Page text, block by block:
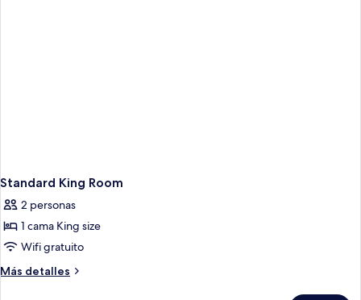
Standard King Room
2 personas
1 cama King size
Wifi gratuito
Más detalles
Más